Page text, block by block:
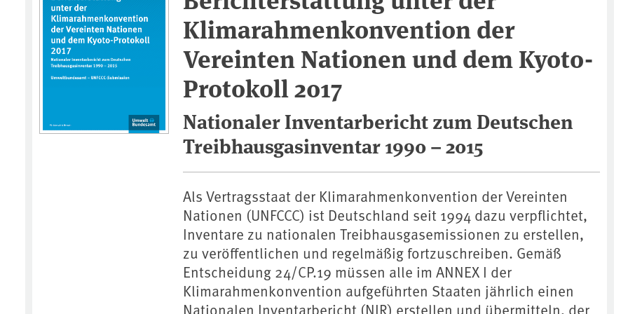
Klimarahmenkonvention der
Vereinten Nationen und dem Kyoto-
Protokoll 2017
Nationaler Inventarbericht zum Deutschen
Treibhausgasinventar 1990 – 2015
Als Vertragsstaat der Klimarahmenkonvention der Vereinten
Nationen (UNFCCC) ist Deutschland seit 1994 dazu verpflichtet,
Inventare zu nationalen Treibhausgasemissionen zu erstellen,
zu veröffentlichen und regelmäßig fortzuschreiben. Gemäß
Entscheidung 24/CP.19 müssen alle im ANNEX I der
Klimarahmenkonvention aufgeführten Staaten jährlich einen
Nationalen Inventarbericht (NIR) erstellen und übermitteln, der